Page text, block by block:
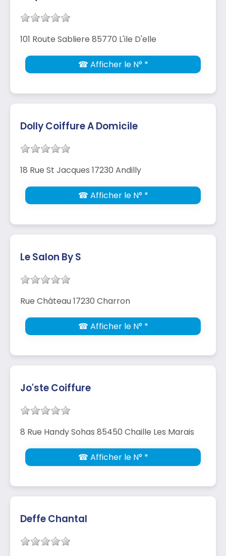
101 Route Sabliere 85770 L'ile D'elle
☎ Afficher le N° *
Dolly Coiffure A Domicile
18 Rue St Jacques 17230 Andilly
☎ Afficher le N° *
Le Salon By S
Rue Château 17230 Charron
☎ Afficher le N° *
Jo'ste Coiffure
8 Rue Handy Sohas 85450 Chaille Les Marais
☎ Afficher le N° *
Deffe Chantal